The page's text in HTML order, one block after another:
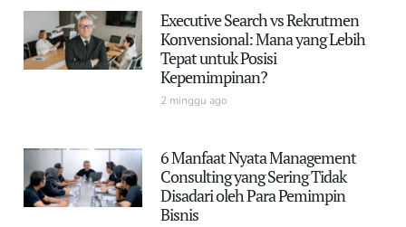
Executive Search vs Rekrutmen
Konvensional: Mana yang Lebih
Tepat untuk Posisi
Kepemimpinan?
2 minggu ago
6 Manfaat Nyata Management
Consulting yang Sering Tidak
Disadari oleh Para Pemimpin
Bisnis